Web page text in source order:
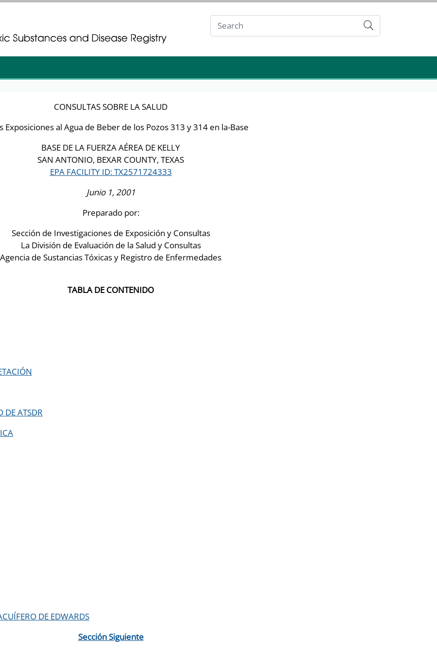
Submit
CONSULTAS SOBRE LA SALUD
Exposiciones al Agua de Beber de los Pozos 313 y 314 en la-Base
BASE DE LA FUERZA AÉREA DE KELLY
SAN ANTONIO, BEXAR COUNTY, TEXAS
EPA FACILITY ID: TX2571724333
Junio 1, 2001
Preparado por:
Sección de Investigaciones de Exposición y Consultas
La División de Evaluación de la Salud y Consultas
Agencia de Sustancias Tóxicas y Registro de Enfermedades
TABLA DE CONTENIDO
DE ATSDR
DE EDWARDS
Sección Siguiente